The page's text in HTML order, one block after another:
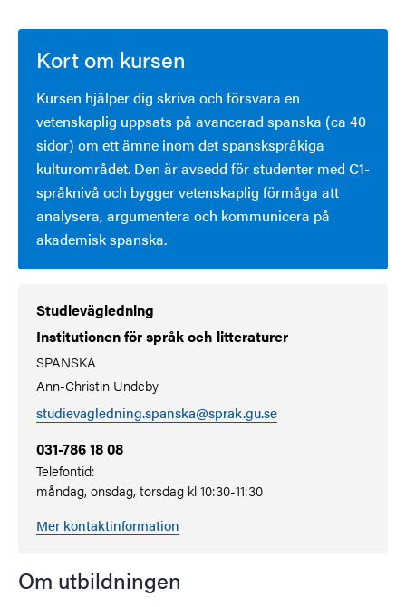
Kort om kursen
Kursen hjälper dig skriva och försvara en
vetenskaplig uppsats på avancerad spanska (ca 40
sidor) om ett ämne inom det spanskspråkiga
kulturområdet. Den är avsedd för studenter med C1-
språknivå och bygger vetenskaplig förmåga att
analysera, argumentera och kommunicera på
akademisk spanska.
Studievägledning
Institutionen för språk och litteraturer
SPANSKA
Ann-Christin Undeby
studievagledning.spanska@sprak.gu.se
031-786 18 08
Telefontid:
måndag, onsdag, torsdag kl 10:30-11:30
Mer kontaktinformation
Om utbildningen